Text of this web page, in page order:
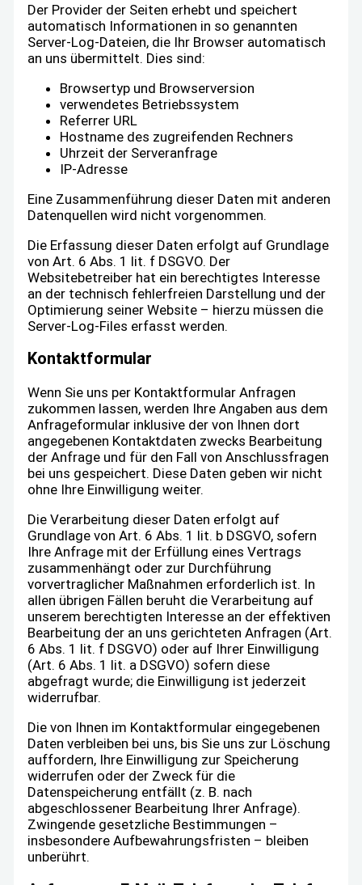
Der Provider der Seiten erhebt und speichert
automatisch Informationen in so genannten
Server-Log-Dateien, die Ihr Browser automatisch
an uns übermittelt. Dies sind:
Browsertyp und Browserversion
verwendetes Betriebssystem
Referrer URL
Hostname des zugreifenden Rechners
Uhrzeit der Serveranfrage
IP-Adresse
Eine Zusammenführung dieser Daten mit anderen
Datenquellen wird nicht vorgenommen.
Die Erfassung dieser Daten erfolgt auf Grundlage
von Art. 6 Abs. 1 lit. f DSGVO. Der
Websitebetreiber hat ein berechtigtes Interesse
an der technisch fehlerfreien Darstellung und der
Optimierung seiner Website – hierzu müssen die
Server-Log-Files erfasst werden.
Kontaktformular
Wenn Sie uns per Kontaktformular Anfragen
zukommen lassen, werden Ihre Angaben aus dem
Anfrageformular inklusive der von Ihnen dort
angegebenen Kontaktdaten zwecks Bearbeitung
der Anfrage und für den Fall von Anschlussfragen
bei uns gespeichert. Diese Daten geben wir nicht
ohne Ihre Einwilligung weiter.
Die Verarbeitung dieser Daten erfolgt auf
Grundlage von Art. 6 Abs. 1 lit. b DSGVO, sofern
Ihre Anfrage mit der Erfüllung eines Vertrags
zusammenhängt oder zur Durchführung
vorvertraglicher Maßnahmen erforderlich ist. In
allen übrigen Fällen beruht die Verarbeitung auf
unserem berechtigten Interesse an der effektiven
Bearbeitung der an uns gerichteten Anfragen (Art.
6 Abs. 1 lit. f DSGVO) oder auf Ihrer Einwilligung
(Art. 6 Abs. 1 lit. a DSGVO) sofern diese
abgefragt wurde; die Einwilligung ist jederzeit
widerrufbar.
Die von Ihnen im Kontaktformular eingegebenen
Daten verbleiben bei uns, bis Sie uns zur Löschung
auffordern, Ihre Einwilligung zur Speicherung
widerrufen oder der Zweck für die
Datenspeicherung entfällt (z. B. nach
abgeschlossener Bearbeitung Ihrer Anfrage).
Zwingende gesetzliche Bestimmungen –
insbesondere Aufbewahrungsfristen – bleiben
unberührt.